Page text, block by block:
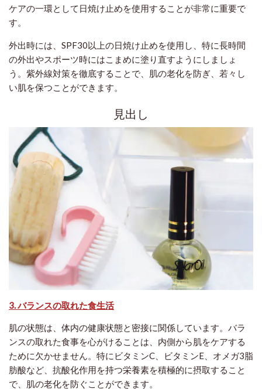
ケアの一環として日焼け止めを使用することが非常に重要で
す。
外出時には、SPF30以上の日焼け止めを使用し、特に長時間
の外出やスポーツ時にはこまめに塗り直すようにしましょ
う。紫外線対策を徹底することで、肌の老化を防ぎ、若々し
い肌を保つことができます。
見出し
3. バランスの取れた食生活
肌の状態は、体内の健康状態と密接に関係しています。バラ
ンスの取れた食事を心がけることは、内側から肌をケアする
ために欠かせません。特にビタミンC、ビタミンE、オメガ3脂
肪酸など、抗酸化作用を持つ栄養素を積極的に摂取すること
で、肌の老化を防ぐことができます。